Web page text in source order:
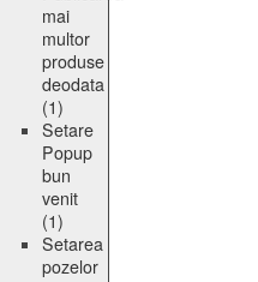
mai
multor
produse
deodata
(1)
Setare
Popup
bun
venit
(1)
Setarea
pozelor